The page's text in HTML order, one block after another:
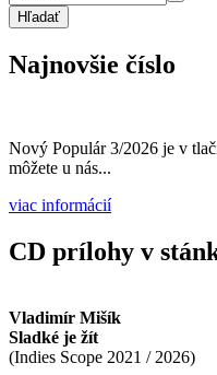
Hľadať
Najnovšie číslo
Nový Populár 3/2026 je v
môžete u nás...
viac informácií
CD prílohy v
Vladimír Mišík
Sladké je žít
(Indies Scope 2021 / 2026)